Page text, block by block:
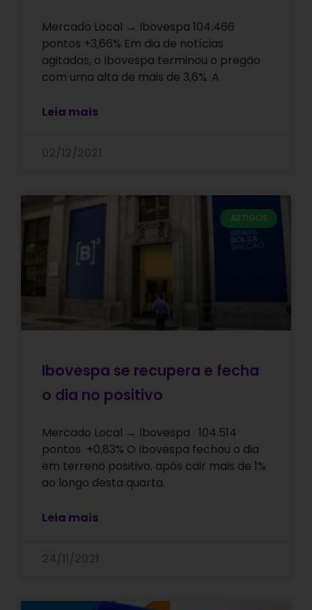
Mercado Local → Ibovespa 104.466
pontos +3,66% Em dia de notícias
agitadas, o Ibovespa terminou o pregão
com uma alta de mais de 3,6%. A
Leia mais
ARTIGOS
Ibovespa se recupera e fecha
o dia no positivo
Mercado Local → Ibovespa 104.514
pontos +0,83% O Ibovespa fechou o dia
em terreno positivo, após cair mais de 1%
ao longo desta quarta.
Leia mais